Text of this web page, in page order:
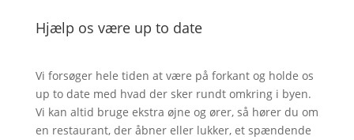
Hjælp os være up to date
Vi forsøger hele tiden at være på forkant og holde os
up to date med hvad der sker rundt omkring i byen.
Vi kan altid bruge ekstra øjne og ører, så hører du om
en restaurant, der åbner eller lukker, et spændende